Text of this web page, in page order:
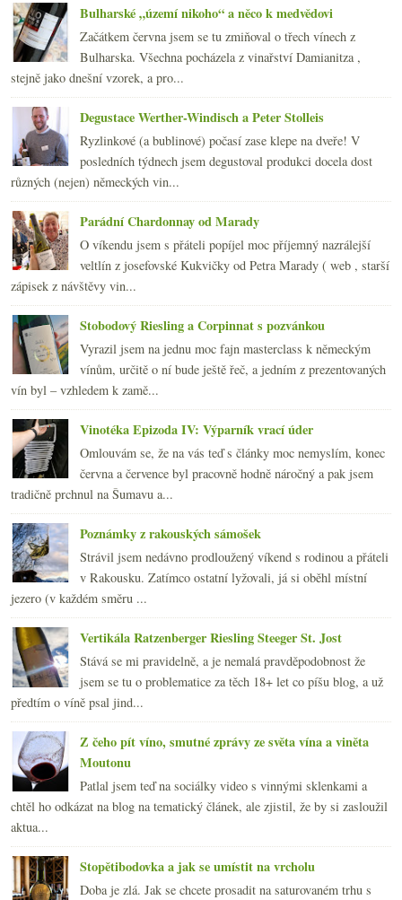
►ledna (21)
►2014(254)
► 2013(249)
►2012(254)
►2011(252)
2010 (249)
►2009(249)
►2008(270)
►2007(108)
Bulharské „území nikoho“ a něco k medvědovi
Začátkem června jsem se tu zmiňoval o třech vínech z
Bulharska. Všechna pocházela z vinařství Damianitza ,
stejně jako dnešní vzorek, a pro...
Degustace Werther-Windisch a Peter Stolleis
Ryzlinkové (a bublinové) počasí zase klepe na dveře! V
posledních týdnech jsem degustoval produkci docela dost
různých (nejen) německých vin...
Parádní Chardonnay od Marady
O víkendu jsem s přáteli popíjel moc příjemný nazrálejší
veltlín z josefovské Kukvičky od Petra Marady ( web , starší
zápisek z návštěvy vin...
Stobodový Riesling a Corpinnat s pozvánkou
Vyrazil jsem na jednu moc fajn masterclass k německým
vínům, určitě o ní bude ještě řeč, a jedním z prezentovaných
vín byl – vzhledem k zamě...
Vinotéka Epizoda IV: Výparník vrací úder
Omlouvám se, že na vás teď s články moc nemyslím, konec
června a července byl pracovně hodně náročný a pak jsem
tradičně prchnul na Šumavu a...
Poznámky z rakouských sámošek
Strávil jsem nedávno prodloužený víkend s rodinou a přáteli
v Rakousku. Zatímco ostatní lyžovali, já si oběhl místní
jezero (v každém směru ...
Vertikála Ratzenberger Riesling Steeger St. Jost
Stává se mi pravidelně, a je nemalá pravděpodobnost že
jsem se tu o problematice za těch 18+ let co píšu blog, a už
předtím o víně psal jind...
Z čeho pít víno, smutné zprávy ze světa vína a viněta
Moutonu
Patlal jsem teď na sociálky video s vinnými sklenkami a
chtěl ho odkázat na blog na tematický článek, ale zjistil, že by si zasloužil
aktua...
Stopětibodovka a jak se umístit na vrcholu
Doba je zlá. Jak se chcete prosadit na saturovaném trhu s